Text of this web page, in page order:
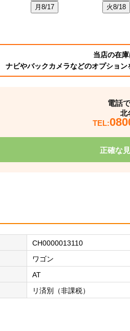
月8/17 火8/18
当店の在
ナビやバックカメラなどのオプショ
電話
北
TEL:
正確な
CH0000013110
ワゴン
AT
リ済別（非課税）